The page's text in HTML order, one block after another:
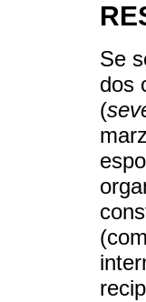
Se
dos
(